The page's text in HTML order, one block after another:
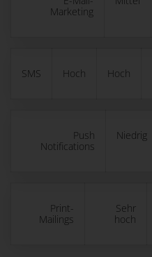
Marketing
SMS Hoch Hoch
Push
Notifications
Niedrig
Print-
Mailings
Sehr
hoch